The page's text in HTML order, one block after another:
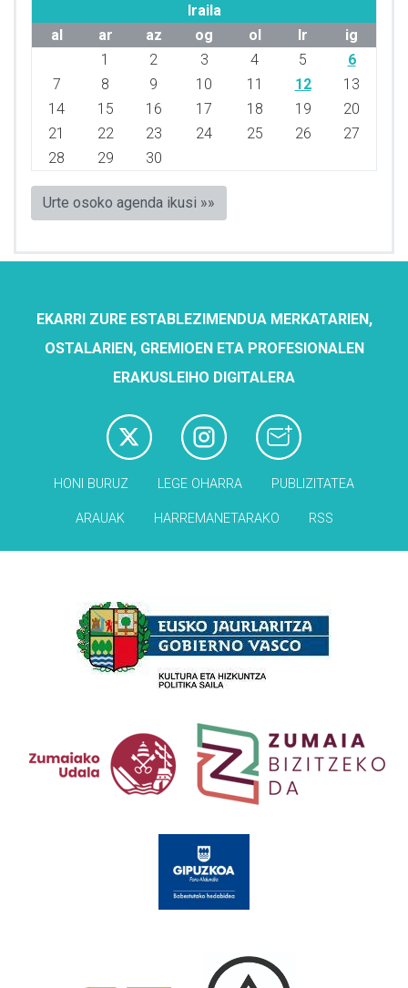
Iraila
al
ar az og ol lr
ig
1
2 3 4 5
6
7
8 9 10 11 12
13
14
15 16 17 18 19
20
21
22 23 24 25 26
27
28
29 30
Urte osoko agenda ikusi »»
EKARRI ZURE ESTABLEZIMENDUA MERKATARIEN,
OSTALARIEN, GREMIOEN ETA PROFESIONALEN
ERAKUSLEIHO DIGITALERA
HONI BURUZ LEGE OHARRA PUBLIZITATEA
ARAUAK HARREMANETARAKO RSS